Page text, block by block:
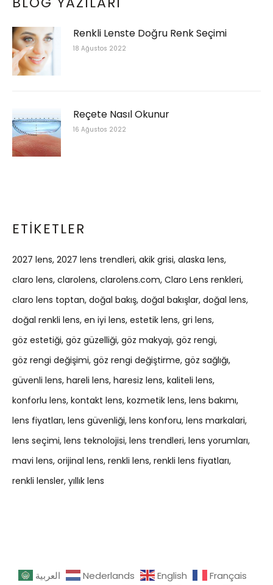
Renkli Lenste Doğru Renk Seçimi
18 Ağustos 2022
Reçete Nasıl Okunur
16 Ağustos 2022
ETIKETLER
2027 lens 2027 lens trendleri akik grisi alaska lens
claro lens clarolens clarolens.com Claro Lens renkleri
claro lens toptan doğal bakış doğal bakışlar doğal lens
doğal renkli lens en iyi lens estetik lens gri lens
göz estetiği göz güzelliği göz makyajı göz rengi
göz rengi değişimi göz rengi değiştirme göz sağlığı
güvenli lens hareli lens haresiz lens kaliteli lens
konforlu lens kontakt lens kozmetik lens lens bakımı
lens fiyatları lens güvenliği lens konforu lens markalari
lens seçimi lens teknolojisi lens trendleri lens yorumları
mavi lens orijinal lens renkli lens renkli lens fiyatları
renkli lensler yıllık lens
العربية Nederlands English
Français